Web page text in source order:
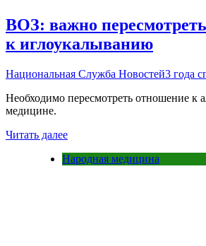
ВОЗ: важно
к иглоукалыванию
Национальная Служба Новостей3 года
Необходимо пересмотреть отношение к
медицине.
Читать далее
Народная медицина